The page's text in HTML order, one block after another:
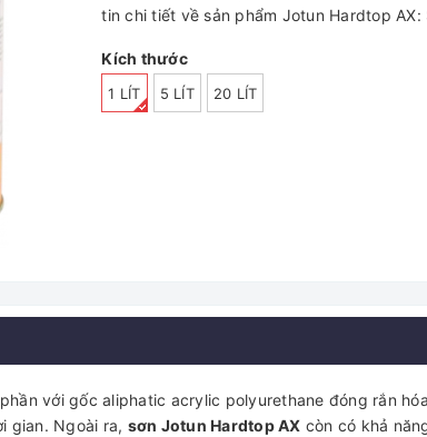
tin chi tiết về sản phẩm Jotun Hardtop
Kích thước
1 LÍT 5 LÍT 20 LÍT
với gốc aliphatic acrylic polyurethane đóng rắn
gian. Ngoài ra, sơn Jotun Hardtop AX còn có khả